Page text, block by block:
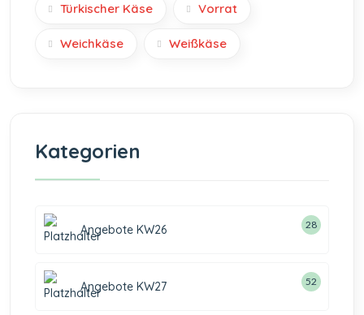
Türkischer Käse Vorrat
Weichkäse Weißkäse
Kategorien
Angebote KW26 28
Angebote KW27 52